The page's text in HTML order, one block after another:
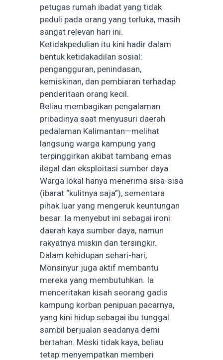
petugas rumah ibadat yang tidak
peduli pada orang yang terluka, masih
sangat relevan hari ini.
Ketidakpedulian itu kini hadir dalam
bentuk ketidakadilan sosial:
pengangguran, penindasan,
kemiskinan, dan pembiaran terhadap
penderitaan orang kecil.
Beliau membagikan pengalaman
pribadinya saat menyusuri daerah
pedalaman Kalimantan—melihat
langsung warga kampung yang
terpinggirkan akibat tambang emas
ilegal dan eksploitasi sumber daya.
Warga lokal hanya menerima sisa-sisa
(ibarat “kulitnya saja”), sementara
pihak luar yang mengeruk keuntungan
besar. Ia menyebut ini sebagai ironi:
daerah kaya sumber daya, namun
rakyatnya miskin dan tersingkir.
Dalam kehidupan sehari-hari,
Monsinyur juga aktif membantu
mereka yang membutuhkan. Ia
menceritakan kisah seorang gadis
kampung korban penipuan pacarnya,
yang kini hidup sebagai ibu tunggal
sambil berjualan seadanya demi
bertahan. Meski tidak kaya, beliau
tetap menyempatkan memberi